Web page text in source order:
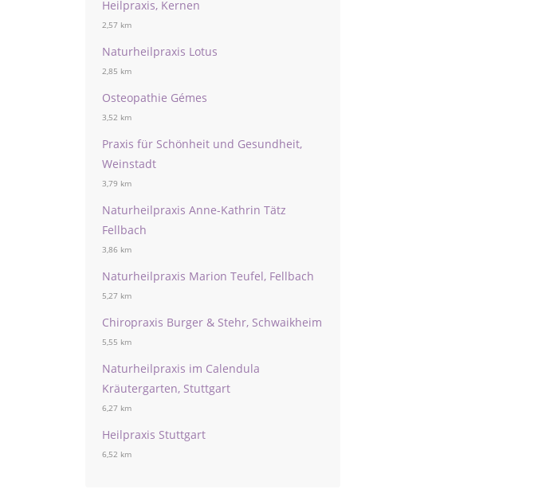
Heilpraxis, Kernen
2,57 km
Naturheilpraxis Lotus
2,85 km
Osteopathie Gémes
3,52 km
Praxis für Schönheit und Gesundheit,
Weinstadt
3,79 km
Naturheilpraxis Anne-Kathrin Tätz
Fellbach
3,86 km
Naturheilpraxis Marion Teufel, Fellbach
5,27 km
Chiropraxis Burger & Stehr, Schwaikheim
5,55 km
Naturheilpraxis im Calendula
Kräutergarten, Stuttgart
6,27 km
Heilpraxis Stuttgart
6,52 km